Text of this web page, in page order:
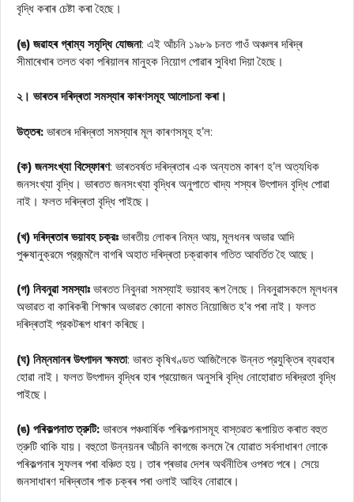
বৃদ্ধি কৰাৰ চেষ্টা কৰা হৈছে।
(ঙ) জৱাহৰ গ্ৰাম্য সমৃদ্ধি যোজনা: এই আঁচনি ১৯৮৯ চনত গাওঁ অঞ্চলৰ দৰিদ্ৰ
সীমাৰেখাৰ তলত থকা পৰিয়ালৰ মানুহক নিয়োগ পোৱাৰ সুবিধা দিয়া হৈছে।
২। ভাৰতৰ দৰিদ্ৰতা সমস্যাৰ কাৰণসমূহ আলোচনা কৰা।
উত্তৰ: ভাৰতৰ দৰিদ্ৰতা সমস্যাৰ মূল কাৰণসমূহ হ’ল:
(ক) জনসংখ্যা বিস্ফোৰণ: ভাৰতবৰ্ষত দৰিদ্ৰতাৰ এক অন্যতম কাৰণ হ’ল অত্যধিক
জনসংখ্যা বৃদ্ধি। ভাৰতত জনসংখ্যা বৃদ্ধিৰ অনুপাতে খাদ্য শস্যৰ উৎপাদন বৃদ্ধি পোৱা
নাই। ফলত দৰিদ্ৰতা বৃদ্ধি পাইছে।
(খ) দৰিদ্ৰতাৰ ভয়াবহ চক্রঃ ভাৰতীয় লোকৰ নিম্ন আয়, মূলধনৰ অভাৱ আদি
পুৰুষানুক্রমে প্রজন্মলৈ বাগৰি অহাত দৰিদ্ৰতা চক্রাকাৰ গতিত আবর্তিত হৈ আছে।
(গ) নিবনুৱা সমস্যাঃ ভাৰতত নিবুনৱা সমস্যাই ভয়াবহ ৰূপ লৈছে। নিবনুৱাসকলে মূলধনৰ
অভাৱত বা কাৰিকৰী শিক্ষাৰ অভাৱত কোনো কামত নিয়োজিত হ’ব পৰা নাই। ফলত
দৰিদ্ৰতাই প্রকটৰূপ ধাৰণ কৰিছে।
(ঘ) নিম্নমানৰ উৎপাদন ক্ষমতা: ভাৰত কৃষিখণ্ডত আজিলৈকে উন্নত প্রযুক্তিৰ ব্যৱহাৰ
হোৱা নাই। ফলত উৎপাদন বৃদ্ধিৰ হাৰ প্রয়োজন অনুসৰি বৃদ্ধি নোহোৱাত দৰিদ্রতা বৃদ্ধি
পাইছে।
(ঙ) পৰিকল্পনাত ত্রুটি: ভাৰতৰ পঞ্চবার্ষিক পৰিকল্পনাসমূহ বাস্তৱত ৰূপায়িত কৰাত বহুত
ত্রুটি থাকি যায়। বহুতো উন্নয়নৰ আঁচনি কাগজে কলমে ৰৈ যোৱাত সৰ্বসাধাৰণ লোকে
পৰিকল্পনাৰ সুফলৰ পৰা বঞ্চিত হয়। তাৰ প্ৰভাৱ দেশৰ অৰ্থনীতিৰ ওপৰত পৰে। সেয়ে
জনসাধাৰণ দৰিদ্ৰতাৰ পাক চক্ৰৰ পৰা ওলাই আহিব নোৱাৰে।